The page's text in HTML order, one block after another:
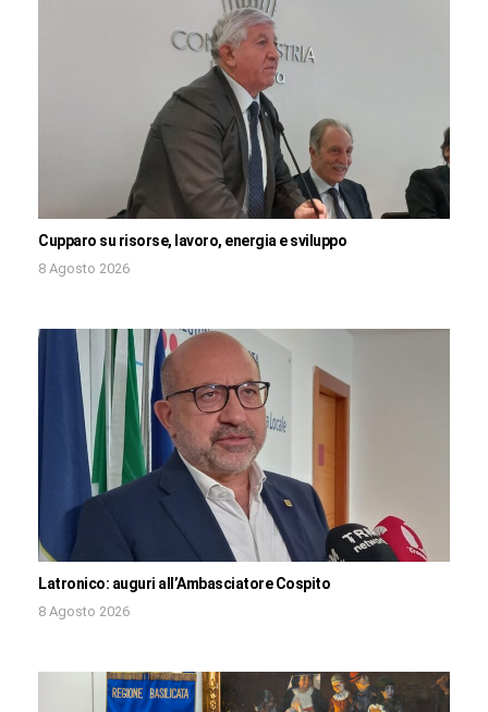
Cupparo su risorse, lavoro, energia e sviluppo
8 Agosto 2026
Latronico: auguri all’Ambasciatore Cospito
8 Agosto 2026